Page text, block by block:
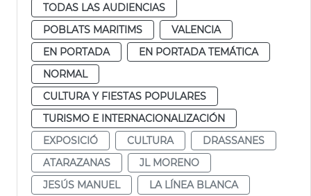
TODAS LAS AUDIENCIAS
POBLATS MARITIMS
VALENCIA
EN PORTADA
EN PORTADA TEMÁTICA
NORMAL
CULTURA Y FIESTAS POPULARES
TURISMO E INTERNACIONALIZACIÓN
EXPOSICIÓ
CULTURA
DRASSANES
ATARAZANAS
JL MORENO
JESÚS MANUEL
LA LÍNEA BLANCA